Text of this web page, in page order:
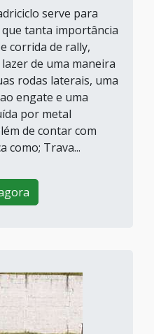
serve para
tanta importância
corrida de rally,
de uma maneira
rodas laterais, uma
engate e uma
por metal
de contar com
como; Trava...